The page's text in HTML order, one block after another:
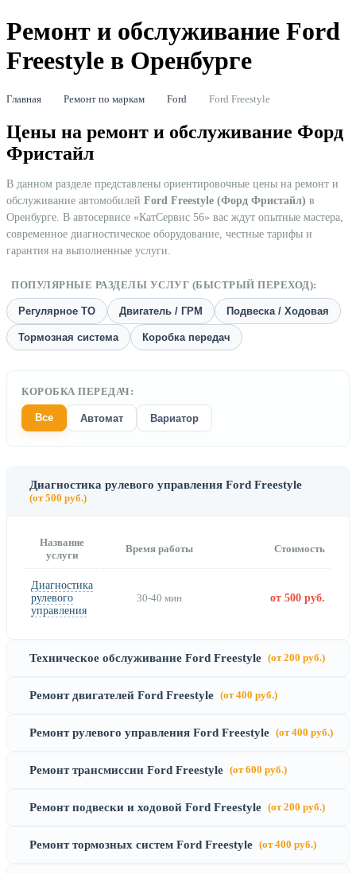
Ремонт и обслуживание Ford
Freestyle в Оренбурге
Главная Ремонт по маркам Ford Ford Freestyle
Цены на ремонт и обслуживание Форд
Фристайл
В данном разделе представлены ориентировочные цены на ремонт и
обслуживание автомобилей Ford Freestyle (Форд Фристайл) в
Оренбурге. В автосервисе «КатСервис 56» вас ждут опытные мастера,
современное диагностическое оборудование, честные тарифы и
гарантия на выполненные услуги.
ПОПУЛЯРНЫЕ РАЗДЕЛЫ УСЛУГ (БЫСТРЫЙ ПЕРЕХОД):
Регулярное ТО Двигатель / ГРМ Подвеска / Ходовая
Тормозная система Коробка передач
КОРОБКА ПЕРЕДАЧ:
Все Автомат Вариатор
Диагностика рулевого управления Ford Freestyle
(от 500 руб.)
Название
услуги
Время работы Стоимость
Диагностика
рулевого
управления
30-40 мин от 500 руб.
Техническое обслуживание Ford Freestyle (от 200 руб.)
Ремонт двигателей Ford Freestyle (от 400 руб.)
Ремонт рулевого управления Ford Freestyle (от 400 руб.)
Ремонт трансмиссии Ford Freestyle (от 600 руб.)
Ремонт подвески и ходовой Ford Freestyle (от 200 руб.)
Ремонт тормозных систем Ford Freestyle (от 400 руб.)